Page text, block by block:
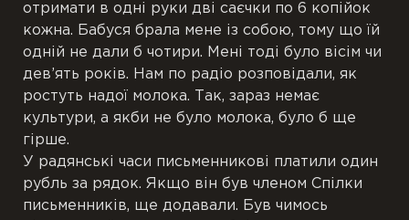
отримати в одні руки дві саєчки по 6 копійок
кожна. Бабуся брала мене із собою, тому що їй
одній не дали б чотири. Мені тоді було вісім чи
дев’ять років. Нам по радіо розповідали, як
ростуть надої молока. Так, зараз немає
культури, а якби не було молока, було б ще
гірше.
У радянські часи письменникові платили один
рубль за рядок. Якщо він був членом Спілки
письменників, ще додавали. Був чимось